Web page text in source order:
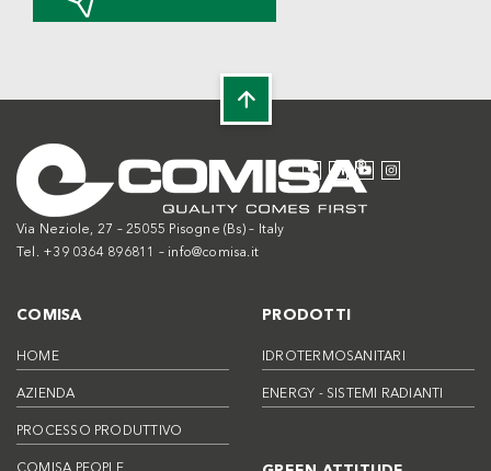
Via Neziole, 27 – 25055 Pisogne (Bs) – Italy
Tel. +39 0364 896811 – info@comisa.it
COMISA
HOME
AZIENDA
PROCESSO PRODUTTIVO
PRODOTTI
IDROTERMOSANITARI
ENERGY - SISTEMI RADIANTI